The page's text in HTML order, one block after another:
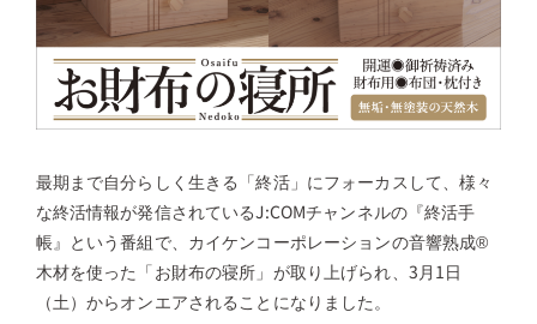
最期まで自分らしく生きる「終活」にフォーカスして、様々
な終活情報が発信されているJ:COMチャンネルの『終活手
帳』という番組で、カイケンコーポレーションの音響熟成®
木材を使った「お財布の寝所」が取り上げられ、3月1日
（土）からオンエアされることになりました。